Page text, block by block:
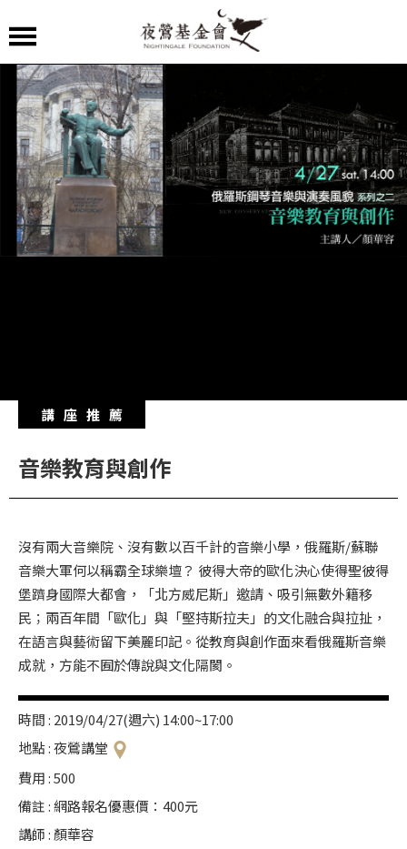
夜
鶯
嚴
選
夜
鶯
導
華
納
圖
館
講
師
與
藝
術
家
夜
鶯
百
科
講座推薦
音樂教育與創作
沒有兩大音樂院、沒有數以百千計的音樂小學，俄羅斯/蘇聯
音樂大軍何以稱霸全球樂壇？ 彼得大帝的歐化決心使得聖彼得
堡躋身國際大都會，「北方威尼斯」邀請、吸引無數外籍移
民；兩百年間「歐化」與「堅持斯拉夫」的文化融合與拉扯，
在語言與藝術留下美麗印記。從教育與創作面來看俄羅斯音樂
成就，方能不囿於傳說與文化隔閡。
時間 : 2019/04/27(週六) 14:00~17:00
地點 : 夜鶯講堂
費用 : 500
備註 : 網路報名優惠價：400元
講師 : 顏華容